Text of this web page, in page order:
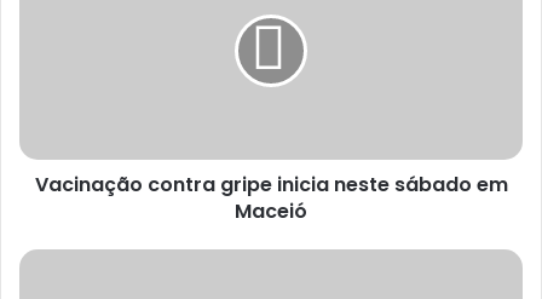
Vacinação contra gripe inicia neste sábado em
Maceió